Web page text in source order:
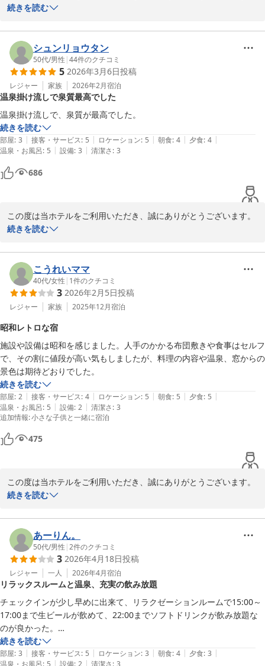
す。
お肌がつるつるになったとのご実感もお聞かせいただき、スタッフ
一同喜ばしい限りです。
また、三四郎島の浜での散歩につきましても、まるでプライベート
ビーチのように感じていただけたとのこと、ゆったりとした時間を
お過ごしいただけたようで何よりでございます。
露天風呂で温まったあとに、気軽に海辺へお出かけいただける立地
は、当ホテルならではの魅力のひとつですので、お褒めいただき光
栄です。
これからも心身ともに癒されるご滞在をご提供できるよう努めてま
堂ヶ島唯一の自家源泉掛流宿 堂ヶ島温泉ホテル
続きを読む
シュンリョウタン
50代/男性 |44件のクチコミ
5 2026年3月6日投稿
レジャー 家族 2026年2月宿泊
温泉掛け流しで泉質最高でした
温泉掛け流しで、泉質が最高でした。
続きを読む
部屋: 3 | 接客・サービス: 5 | ロケーション: 5 | 朝食: 4 | 夕食: 4 |
温泉・お風呂: 5 | 設備: 3 | 清潔さ: 3
686
この度は当ホテルをご利用いただき、誠にありがとうございます。
足いただけたご様子を伺い、大変嬉しく思っております。
当ホテル自慢の化粧の湯をお気に召していただけたことは、私ども
にとりましても喜ばしい限りです。
今後も心地よい湯浴みのひとときをご提供できるよう、スタッフ一
またのご来館を心よりお待ちしております。
堂ヶ島唯一の自家源泉掛流宿 堂ヶ島温泉ホテル
2026-03-18
続きを読む
こうれいママ
40代/女性 | 1件のクチコミ
3 2026年2月5日投稿
レジャー 家族 2025年12月宿泊
昭和レトロな宿
施設や設備は昭和を感じました。人手のかかる布団敷きや食事はセルフ
で、その割に値段が高い気もしましたが、料理の内容や温泉、窓からの
景色は期待どおりでした。
続きを読む
部屋: 2 | 接客・サービス: 4 | ロケーション: 5 | 朝食: 5 | 夕食: 5 |
温泉・お風呂: 5 | 設備: 2 | 清潔さ: 3
追加情報:小さな子供と一緒に宿泊
475
この度は当ホテルをご利用いただき、誠にありがとうございます。
足いただけたご様子で、安堵いたしました。
布団敷きやお食事をセルフ形式でお願いしている点につきまして
は、ご負担に感じられた部分もあったかと存じます。
ご期待に十分お応えできない点がございましたこと、誠に申し訳ご
ざいません。
そのような中でも、お料理の内容や温泉、そしてお部屋の窓からの
景色につきましてはご期待どおりとのお言葉を頂戴し、恐縮ながら
も大変光栄です。
素敵なお写真もお寄せいただき、重ねて感謝申し上げます。
お客様からいただいたご意見は真摯に受け止め、よりご満足いただ
続きを読む
あーりん。
50代/男性 |2件のクチコミ
3 2026年4月18日投稿
レジャー 一人 2026年4月宿泊
リラックスルームと温泉、充実の飲み放題
チェックインが少し早めに出来て、リラクゼーションルームで15:00～
17:00まで生ビールが飲めて、22:00までソフトドリンクが飲み放題な
のが良かった。
夕食のアルコール飲み放題の種類が充実してた。
続きを読む
部屋: 3 | 接客・サービス: 5 | ロケーション: 3 | 朝食: 4 | 夕食: 3 |
温泉・お風呂: 5 | 設備: 2 | 清潔さ: 3